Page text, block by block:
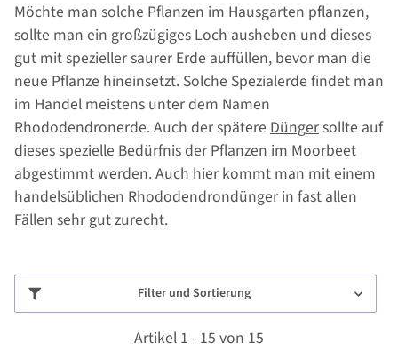
Möchte man solche Pflanzen im Hausgarten pflanzen,
sollte man ein großzügiges Loch ausheben und dieses
gut mit spezieller saurer Erde auffüllen, bevor man die
neue Pflanze hineinsetzt. Solche Spezialerde findet man
im Handel meistens unter dem Namen
Rhododendronerde. Auch der spätere Düngersollte auf
dieses spezielle Bedürfnis der Pflanzen im Moorbeet
abgestimmt werden. Auch hier kommt man mit einem
handelsüblichen Rhododendrondünger in fast allen
Fällen sehr gut zurecht.
Filter und Sortierung
Artikel 1 - 15 von 15